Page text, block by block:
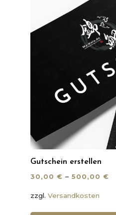
Gutschein erstellen
30,00 € – 500,00 €
zzgl. Versandkosten